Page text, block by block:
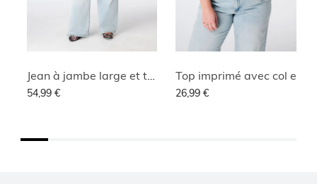
54,99 € 26,99 €